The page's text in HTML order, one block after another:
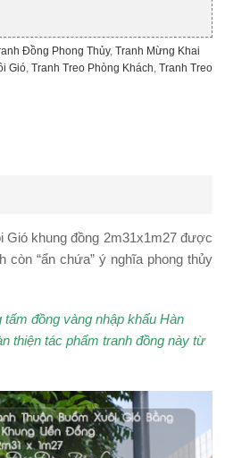
Đồng Phong Thủy, Tranh Mừng Khai
Gió Tranh Treo Phòng Khách Tranh Treo
Gió khung đồng 2m31x1m27được
“ẩn chứa” ý nghĩa phong thủy
đồng vàng nhập khẩu Hàn
thiện tác phẩm tranh đồng này từ